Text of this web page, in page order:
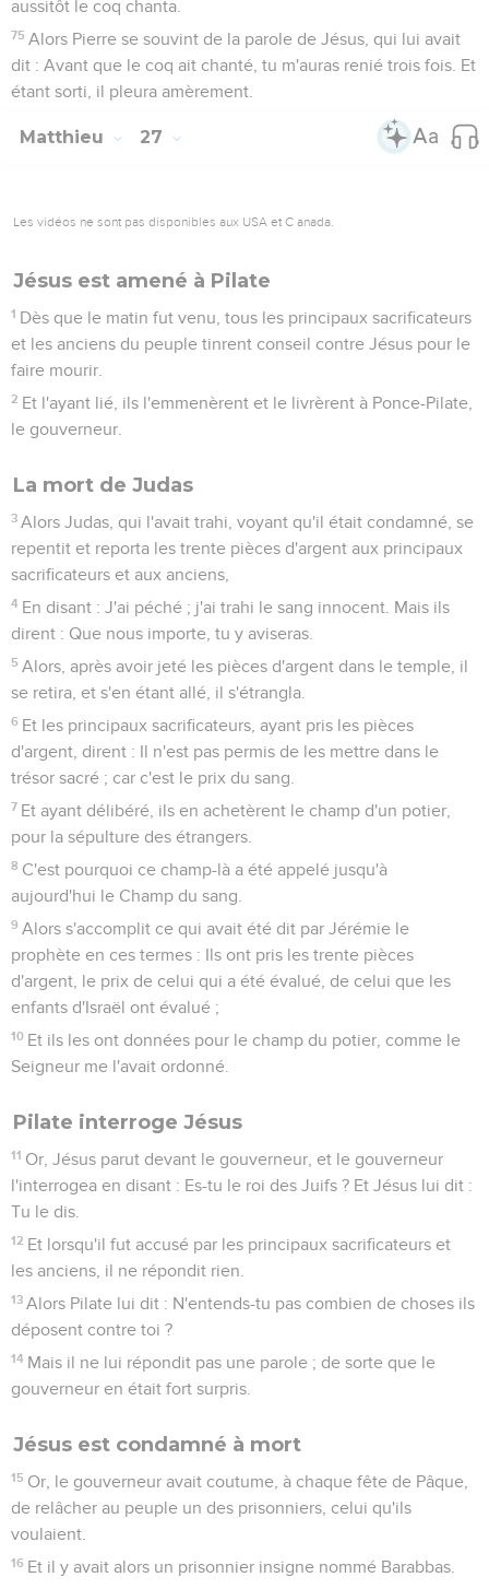
aussitôt le coq chanta.
75 Alors Pierre se souvint de la parole de Jésus, qui lui avait
dit : Avant que le coq ait chanté, tu m'auras renié trois fois. Et
étant sorti, il pleura amèrement.
Matthieu 27
Les vidéos ne sont pas disponibles aux USA et C anada.
Jésus est amené à Pilate
1 Dès que le matin fut venu, tous les principaux sacrificateurs
et les anciens du peuple tinrent conseil contre Jésus pour le
faire mourir.
2 Et l'ayant lié, ils l'emmenèrent et le livrèrent à Ponce-Pilate,
le gouverneur.
La mort de Judas
3 Alors Judas, qui l'avait trahi, voyant qu'il était condamné, se
repentit et reporta les trente pièces d'argent aux principaux
sacrificateurs et aux anciens,
4 En disant : J'ai péché ; j'ai trahi le sang innocent. Mais ils
dirent : Que nous importe, tu y aviseras.
5 Alors, après avoir jeté les pièces d'argent dans le temple, il
se retira, et s'en étant allé, il s'étrangla.
6 Et les principaux sacrificateurs, ayant pris les pièces
d'argent, dirent : Il n'est pas permis de les mettre dans le
trésor sacré ; car c'est le prix du sang.
7 Et ayant délibéré, ils en achetèrent le champ d'un potier,
pour la sépulture des étrangers.
8 C'est pourquoi ce champ-là a été appelé jusqu'à
aujourd'hui le Champ du sang.
9 Alors s'accomplit ce qui avait été dit par Jérémie le
prophète en ces termes : Ils ont pris les trente pièces
d'argent, le prix de celui qui a été évalué, de celui que les
enfants d'Israël ont évalué ;
10 Et ils les ont données pour le champ du potier, comme le
Seigneur me l'avait ordonné.
Pilate interroge Jésus
11 Or, Jésus parut devant le gouverneur, et le gouverneur
l'interrogea en disant : Es-tu le roi des Juifs ? Et Jésus lui dit :
Tu le dis.
12 Et lorsqu'il fut accusé par les principaux sacrificateurs et
les anciens, il ne répondit rien.
13 Alors Pilate lui dit : N'entends-tu pas combien de choses ils
déposent contre toi ?
14 Mais il ne lui répondit pas une parole ; de sorte que le
gouverneur en était fort surpris.
Jésus est condamné à mort
15 Or, le gouverneur avait coutume, à chaque fête de Pâque,
de relâcher au peuple un des prisonniers, celui qu'ils
voulaient.
16 Et il y avait alors un prisonnier insigne nommé Barabbas.